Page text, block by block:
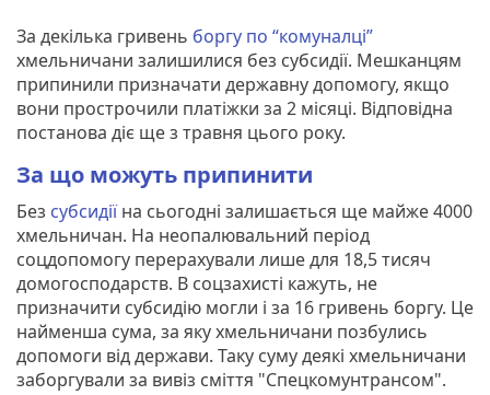
За декілька гривень боргу по “комуналці”
хмельничани залишилися без субсидії. Мешканцям
припинили призначати державну допомогу, якщо
вони прострочили платіжки за 2 місяці. Відповідна
постанова діє ще з травня цього року.
За що можуть припинити
Без субсидіїна сьогодні залишається ще майже 4000
хмельничан. На неопалювальний період
соцдопомогу перерахували лише для 18,5 тисяч
домогосподарств. В соцзахисті кажуть, не
призначити субсидію могли і за 16 гривень боргу. Це
найменша сума, за яку хмельничани позбулись
допомоги від держави. Таку суму деякі хмельничани
заборгували за вивіз сміття "Спецкомунтрансом".